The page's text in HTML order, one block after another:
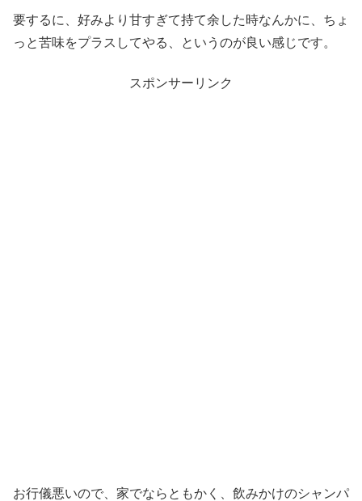
要するに、好みより甘すぎて持て余した時なんかに、ちょ
っと苦味をプラスしてやる、というのが良い感じです。
スポンサーリンク
お行儀悪いので、家でならともかく、飲みかけのシャンパ